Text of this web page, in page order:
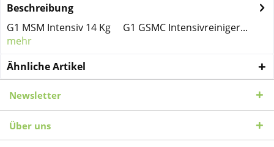
Beschreibung
G1 MSM Intensiv 14 Kg G1 GSMC Intensivreiniger...
mehr
Ähnliche Artikel
Newsletter
Über uns